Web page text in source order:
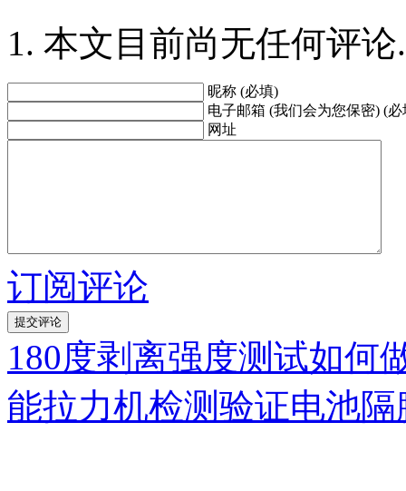
本文目前尚无任何评论.
昵称 (必填)
电子邮箱 (我们会为您保密) (必
网址
订阅评论
180度剥离强度测试如何
能拉力机检测验证电池